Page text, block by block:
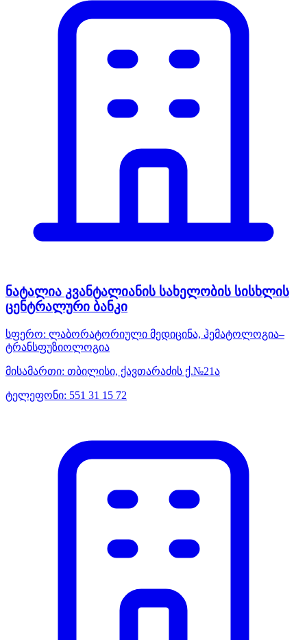
ნატალია კვანტალიანის სახელობის სისხლის
ცენტრალური ბანკი
სფერო: ლაბორატორიული მედიცინა, ჰემატოლოგია–
ტრანსფუზიოლოგია
მისამართი: თბილისი, ქავთარაძის ქ.№21ა
ტელეფონი: 551 31 15 72